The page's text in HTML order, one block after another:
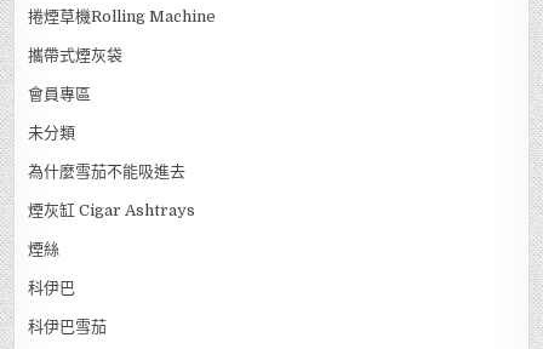
古巴雪茄2015年發布確認系列
學食【雪茄】優惠套裝新手入門優惠套裝
小雪茄哪裡買？
小雪茄怎麼抽
抽雪茄會上癮嗎？
抽雪茄有什麼好處
捲煙草機Rolling Machine
攜帶式煙灰袋
會員專區